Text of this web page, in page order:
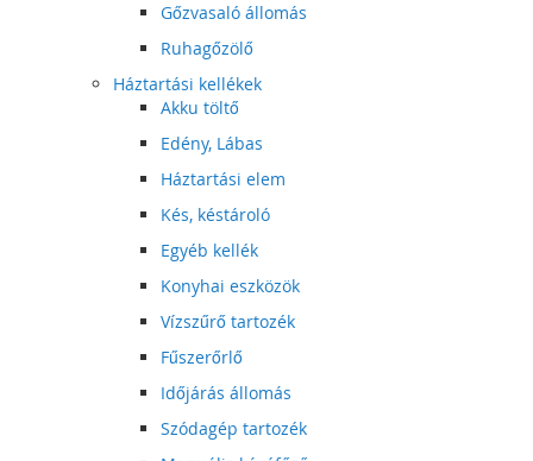
Gőzvasaló állomás
Ruhagőzölő
Háztartási kellékek
Akku töltő
Edény, Lábas
Háztartási elem
Kés, késtároló
Egyéb kellék
Konyhai eszközök
Vízszűrő tartozék
Fűszerőrlő
Időjárás állomás
Szódagép tartozék